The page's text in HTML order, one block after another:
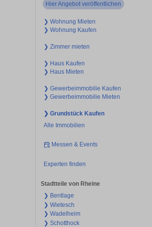
Hier Angebot veröffentlichen
❯ Wohnung Mieten
❯ Wohnung Kaufen
❯ Zimmer mieten
❯ Haus Kaufen
❯ Haus Mieten
❯ Gewerbeimmobilie Kaufen
❯ Gewerbeimmobilie Mieten
❯ Grundstück Kaufen
Alle Immobilien
Messen & Events
Experten finden
Stadtteile von Rheine
❯ Bentlage
❯ Wietesch
❯ Wadelheim
❯ Schotthock